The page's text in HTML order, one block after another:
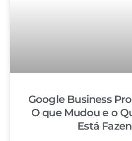
Google Business
O que Mudou e o
Está